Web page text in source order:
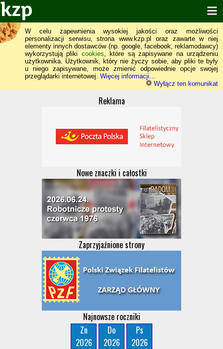
W celu zapewnienia wysokiej jakości oraz możliwości
personalizacji serwisu, strona www.kzp.pl oraz zawarte w niej
elementy innych dostawców (np. google, facebook, reklamodawcy)
wykorzystują pliki cookies, które są zapisywane na urządzeniu
użytkownika. Użytkownik, który nie życzy sobie, aby pliki te były
u niego zapisywane, może zmienić odpowiednie opcje swojej
przeglądarki internetowej. Więcej informacji...
Wyłącz ten komunikat
Reklama
Nowe znaczki i całostki
Zaprzyjaźnione strony
Najnowsze roczniki
Zn
2026
Do
2026
Ps
2026